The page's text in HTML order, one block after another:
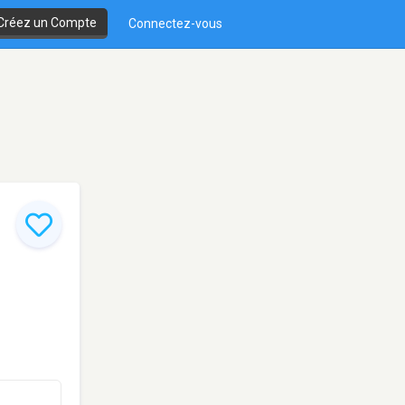
un Compte Connectez-vous